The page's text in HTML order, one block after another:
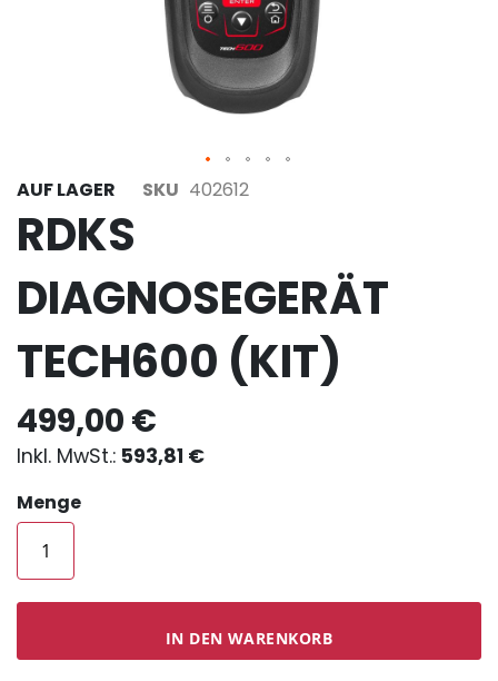
AUF LAGER SKU 402612
RDKS
DIAGNOSEGERÄT
TECH600 (KIT)
499,00 €
593,81 €
Menge
IN DEN WARENKORB